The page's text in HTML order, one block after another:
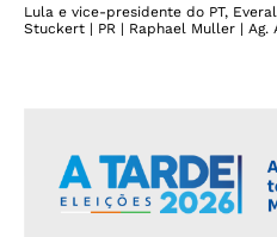
Lula e vice-presidente do PT,
Stuckert | PR | Raphael Muller | Ag.